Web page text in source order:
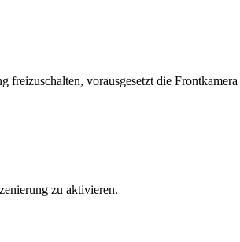
vorausgesetzt die
zu aktivieren.